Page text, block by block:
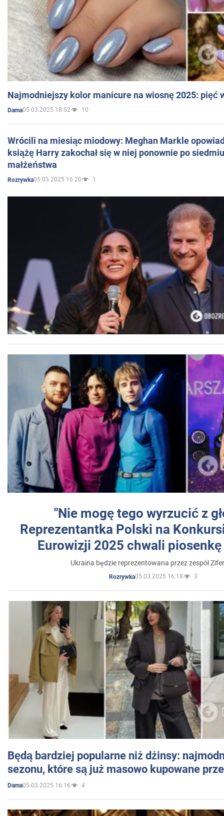
Najmodniejszy kolor manicure na wiosnę 2025: pięć
Dama05.03.2025 18:52 10
Wrócili na miesiąc miodowy: Meghan Markle
książę Harry zakochał się w niej ponownie po
małżeństwa
Rozrywka05.03.2025 16:20 1
"Nie mogę tego wyrzucić z
Reprezentantka Polski na
Eurowizji 2025 chwali
Ukraina będzie reprezentowana przez zespół
Rozrywka05.03.2025 16:18 3
Będą bardziej popularne niż dżinsy:
sezonu, które są już masowo kupowane
Dama05.03.2025 16:16 4